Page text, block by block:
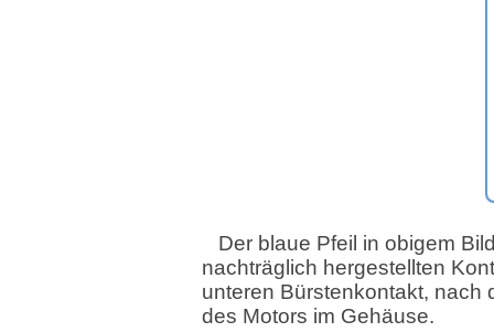
Der blaue Pfeil in obigem
nachträglich hergestellten
unteren Bürstenkontakt, nach
des Motors im Gehäuse.